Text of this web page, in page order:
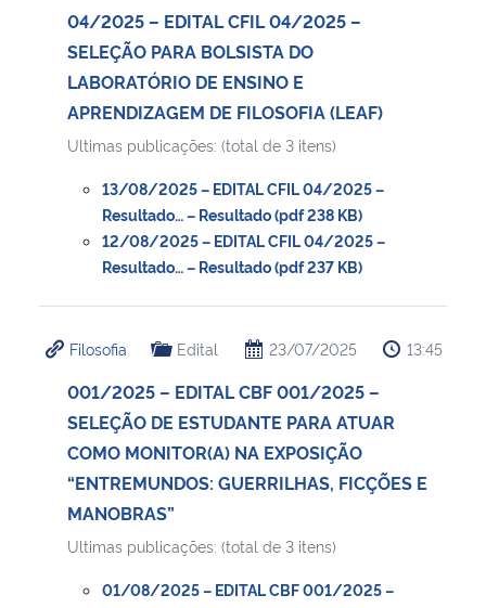
04/2025 – EDITAL CFIL 04/2025 –
SELEÇÃO PARA BOLSISTA DO
LABORATÓRIO DE ENSINO E
APRENDIZAGEM DE FILOSOFIA (LEAF)
Ultimas publicações: (total de 3 itens)
13/08/2025 – EDITAL CFIL 04/2025 –
Resultado… – Resultado (pdf 238 KB)
12/08/2025 – EDITAL CFIL 04/2025 –
Resultado… – Resultado (pdf 237 KB)
Filosofia Edital 23/07/2025 13:45
001/2025 – EDITAL CBF 001/2025 –
SELEÇÃO DE ESTUDANTE PARA ATUAR
COMO MONITOR(A) NA EXPOSIÇÃO
“ENTREMUNDOS: GUERRILHAS, FICÇÕES E
MANOBRAS”
Ultimas publicações: (total de 3 itens)
01/08/2025 – EDITAL CBF 001/2025 –